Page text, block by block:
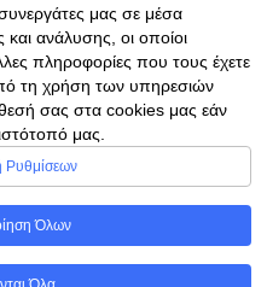
Ιστοσελίδας &
μας σε μέσα
και ανάλυσης, οι οποίοι
πληροφορίες που τους έχετε
τη χρήση των υπηρεσιών
σας στα cookies μας εάν
μας.
Όλων